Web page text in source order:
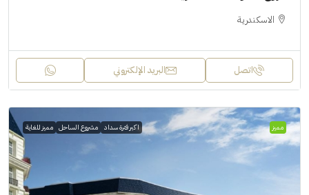
الاسكندرية
اتصل البريد الإلكتروني
مميز اكبر فترة سداد مشروع الساحل مميز للغاية